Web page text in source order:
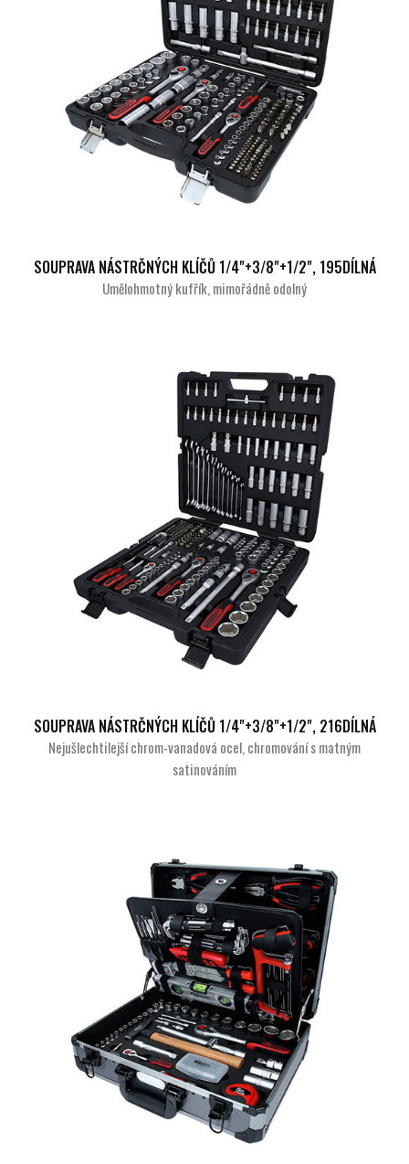
SOUPRAVA NÁSTRČNÝCH KLÍČŮ 1/4"+3/8"+1/2", 195DÍLNÁ
Umělohmotný kufřík, mimořádně odolný
SOUPRAVA NÁSTRČNÝCH KLÍČŮ 1/4"+3/8"+1/2", 216DÍLNÁ
Nejušlechtilejší chrom-vanadová ocel, chromování s matným
satinováním